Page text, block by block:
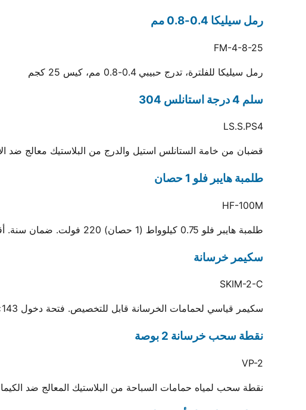
رمل سيليكا 0.4-0.8 مم
FM-4-8-25
رمل سيليكا للفلترة، تدرج حبيبي 0.4-0.8 مم، كيس 25 كجم
سلم 4 درجة استانلس 304
LS.S.PS4
قضبان من خامة الستانلس استيل والدرج من البلاستيك معالج ضد
طلمبة هايبر فلو 1 حصان
HF-100M
طلمبة هايبر فلو 0.75 كيلوواط (1 حصان) 220 فولت. ضمان سنة. أقصى تدفق 70 م3/ساعة، أقصى ارتفاع 19 متر
سكيمر خرسانة
SKIM-2-C
سكيمر قياسي لحمامات الخرسانة قابل للتخصيص. فتحة دخول 143×148 مم ومخرج 1.5 بوصة
نقطة سحب خرسانة 2 بوصة
VP-2
نقطة سحب لمياه حمامات السباحة من البلاستيك المعالج ضد الكيماويات والأشعة فوق